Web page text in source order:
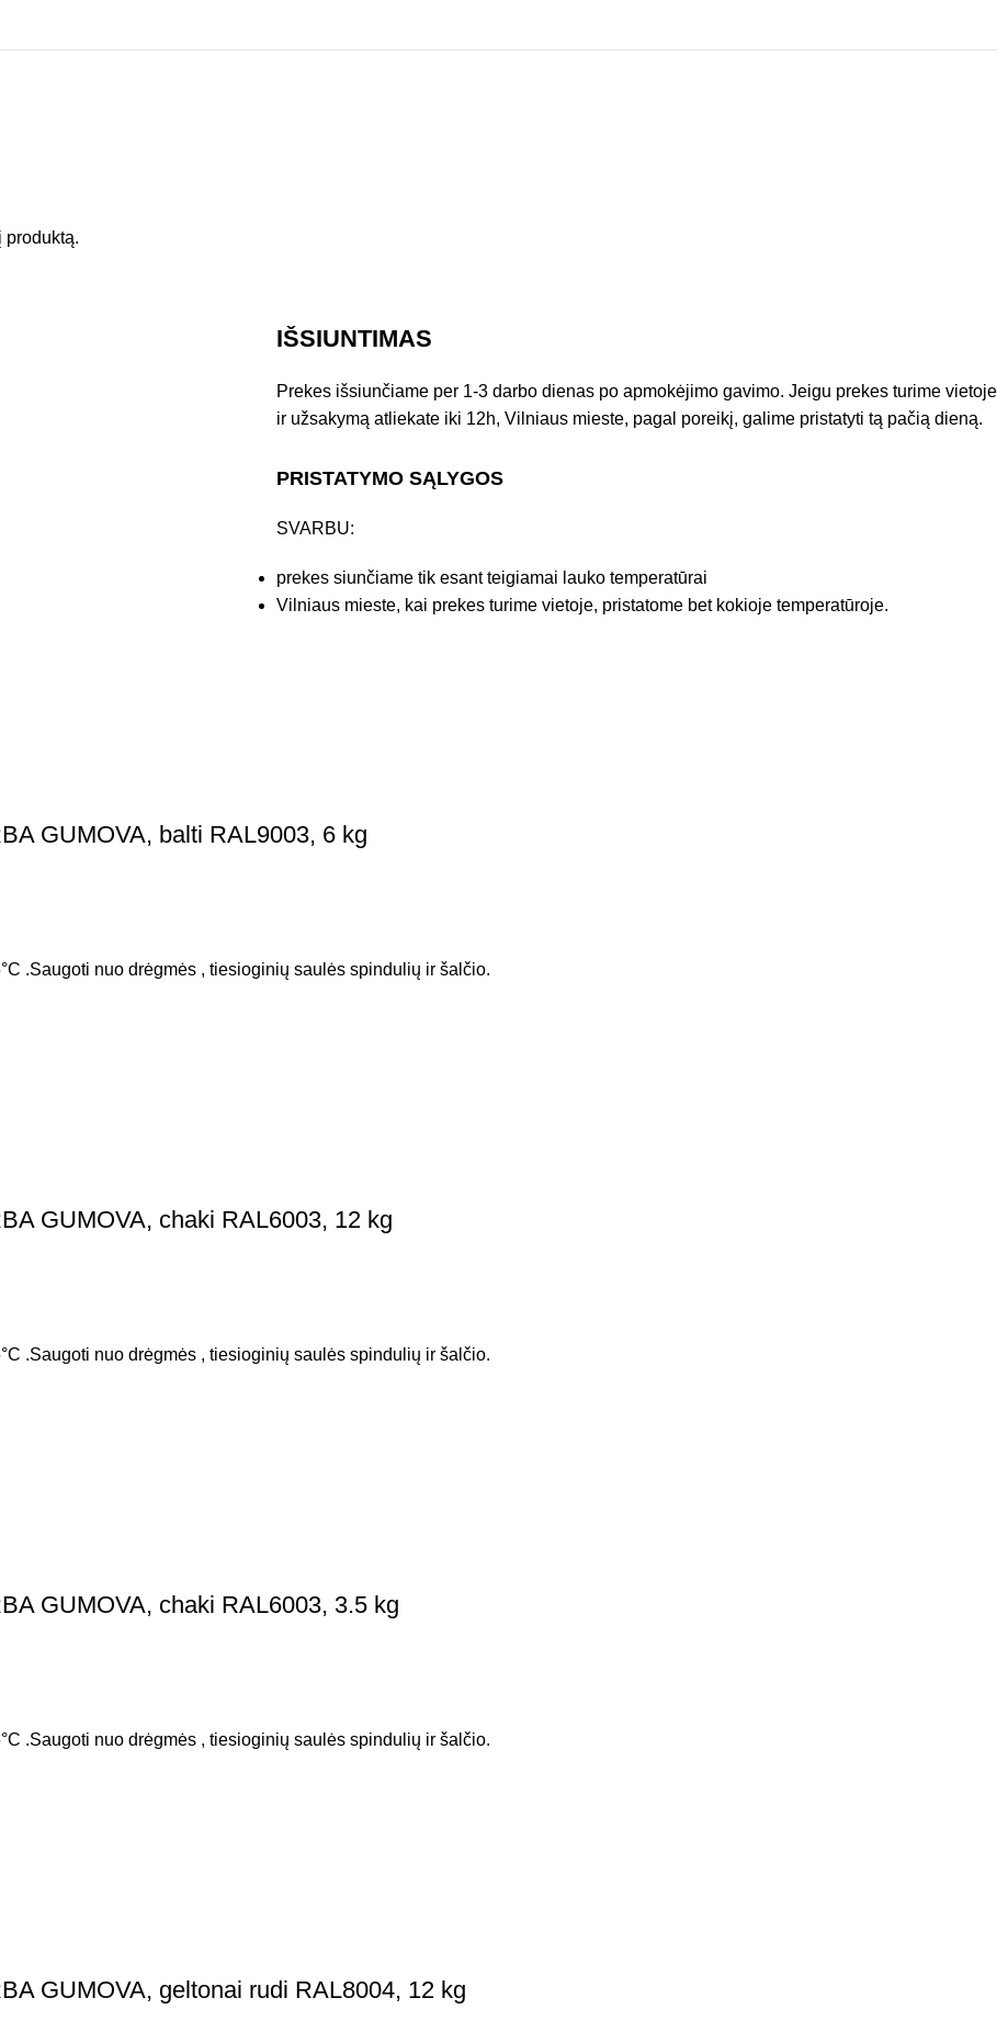
produktą.
IŠSIUNTIMAS
Prekes išsiunčiame per 1-3 darbo dienas po apmokėjimo gavimo. Jeigu prekes turime vietoje
ir užsakymą atliekate iki 12h, Vilniaus mieste, pagal poreikį, galime pristatyti tą pačią dieną.
PRISTATYMO SĄLYGOS
SVARBU:
prekes siunčiame tik esant teigiamai lauko temperatūrai
Vilniaus mieste, kai prekes turime vietoje, pristatome bet kokioje temperatūroje.
GUMOVA, balti RAL9003, 6 kg
.Saugoti nuo drėgmės , tiesioginių saulės spindulių ir šalčio.
GUMOVA, chaki RAL6003, 12 kg
.Saugoti nuo drėgmės , tiesioginių saulės spindulių ir šalčio.
GUMOVA, chaki RAL6003, 3.5 kg
.Saugoti nuo drėgmės , tiesioginių saulės spindulių ir šalčio.
GUMOVA, geltonai rudi RAL8004, 12 kg